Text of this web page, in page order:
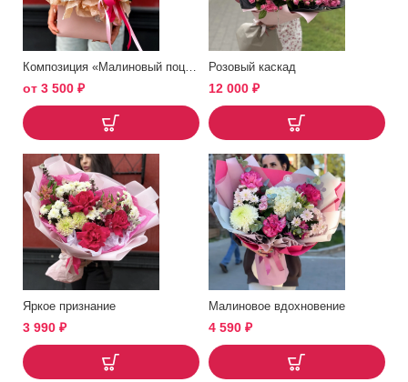
от 3 500 ₽
Розовый каскад
12 000 ₽
Яркое признание
3 990 ₽
Малиновое вдохновение
4 590 ₽